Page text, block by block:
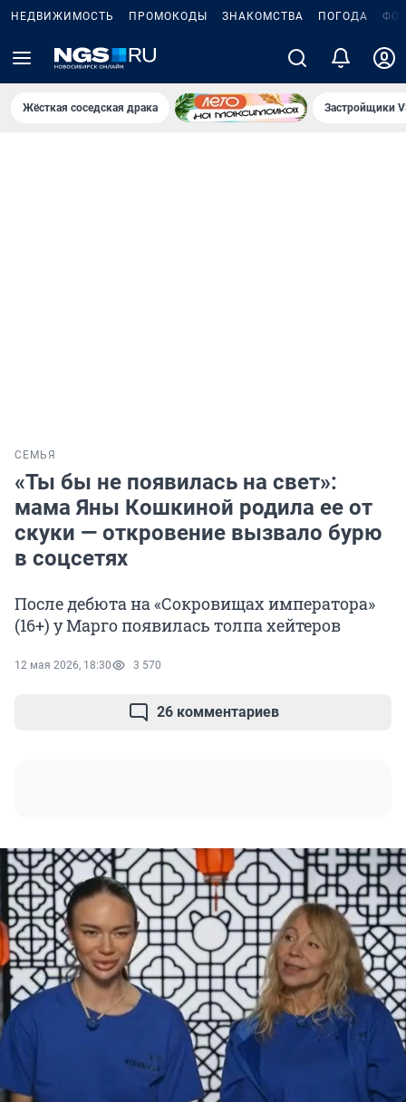
НЕДВИЖИМОСТЬ ПРОМОКОДЫ ЗНАКОМСТВА ПОГОДА
Жёсткая соседская драка Застройщики
СЕМЬЯ
«Ты бы не появилась на свет»:
мама Яны Кошкиной родила ее от
скуки — откровение вызвало бурю
в соцсетях
После дебюта на «Сокровищах императора»
(16+) у Марго появилась толпа хейтеров
12 мая 2026, 18:30 3 570
26 комментариев